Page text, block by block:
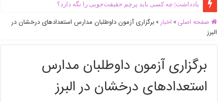
یادداشت| ‌چه کسی باید پرچم حقیقت‌جویی را نگه دارد؟
صفحه اصلی » اخبار » برگزاری آزمون داوطلبان مدارس استعدادهای درخشان در
البرز
برگزاری آزمون داوطلبان مدارس
استعدادهای درخشان در البرز